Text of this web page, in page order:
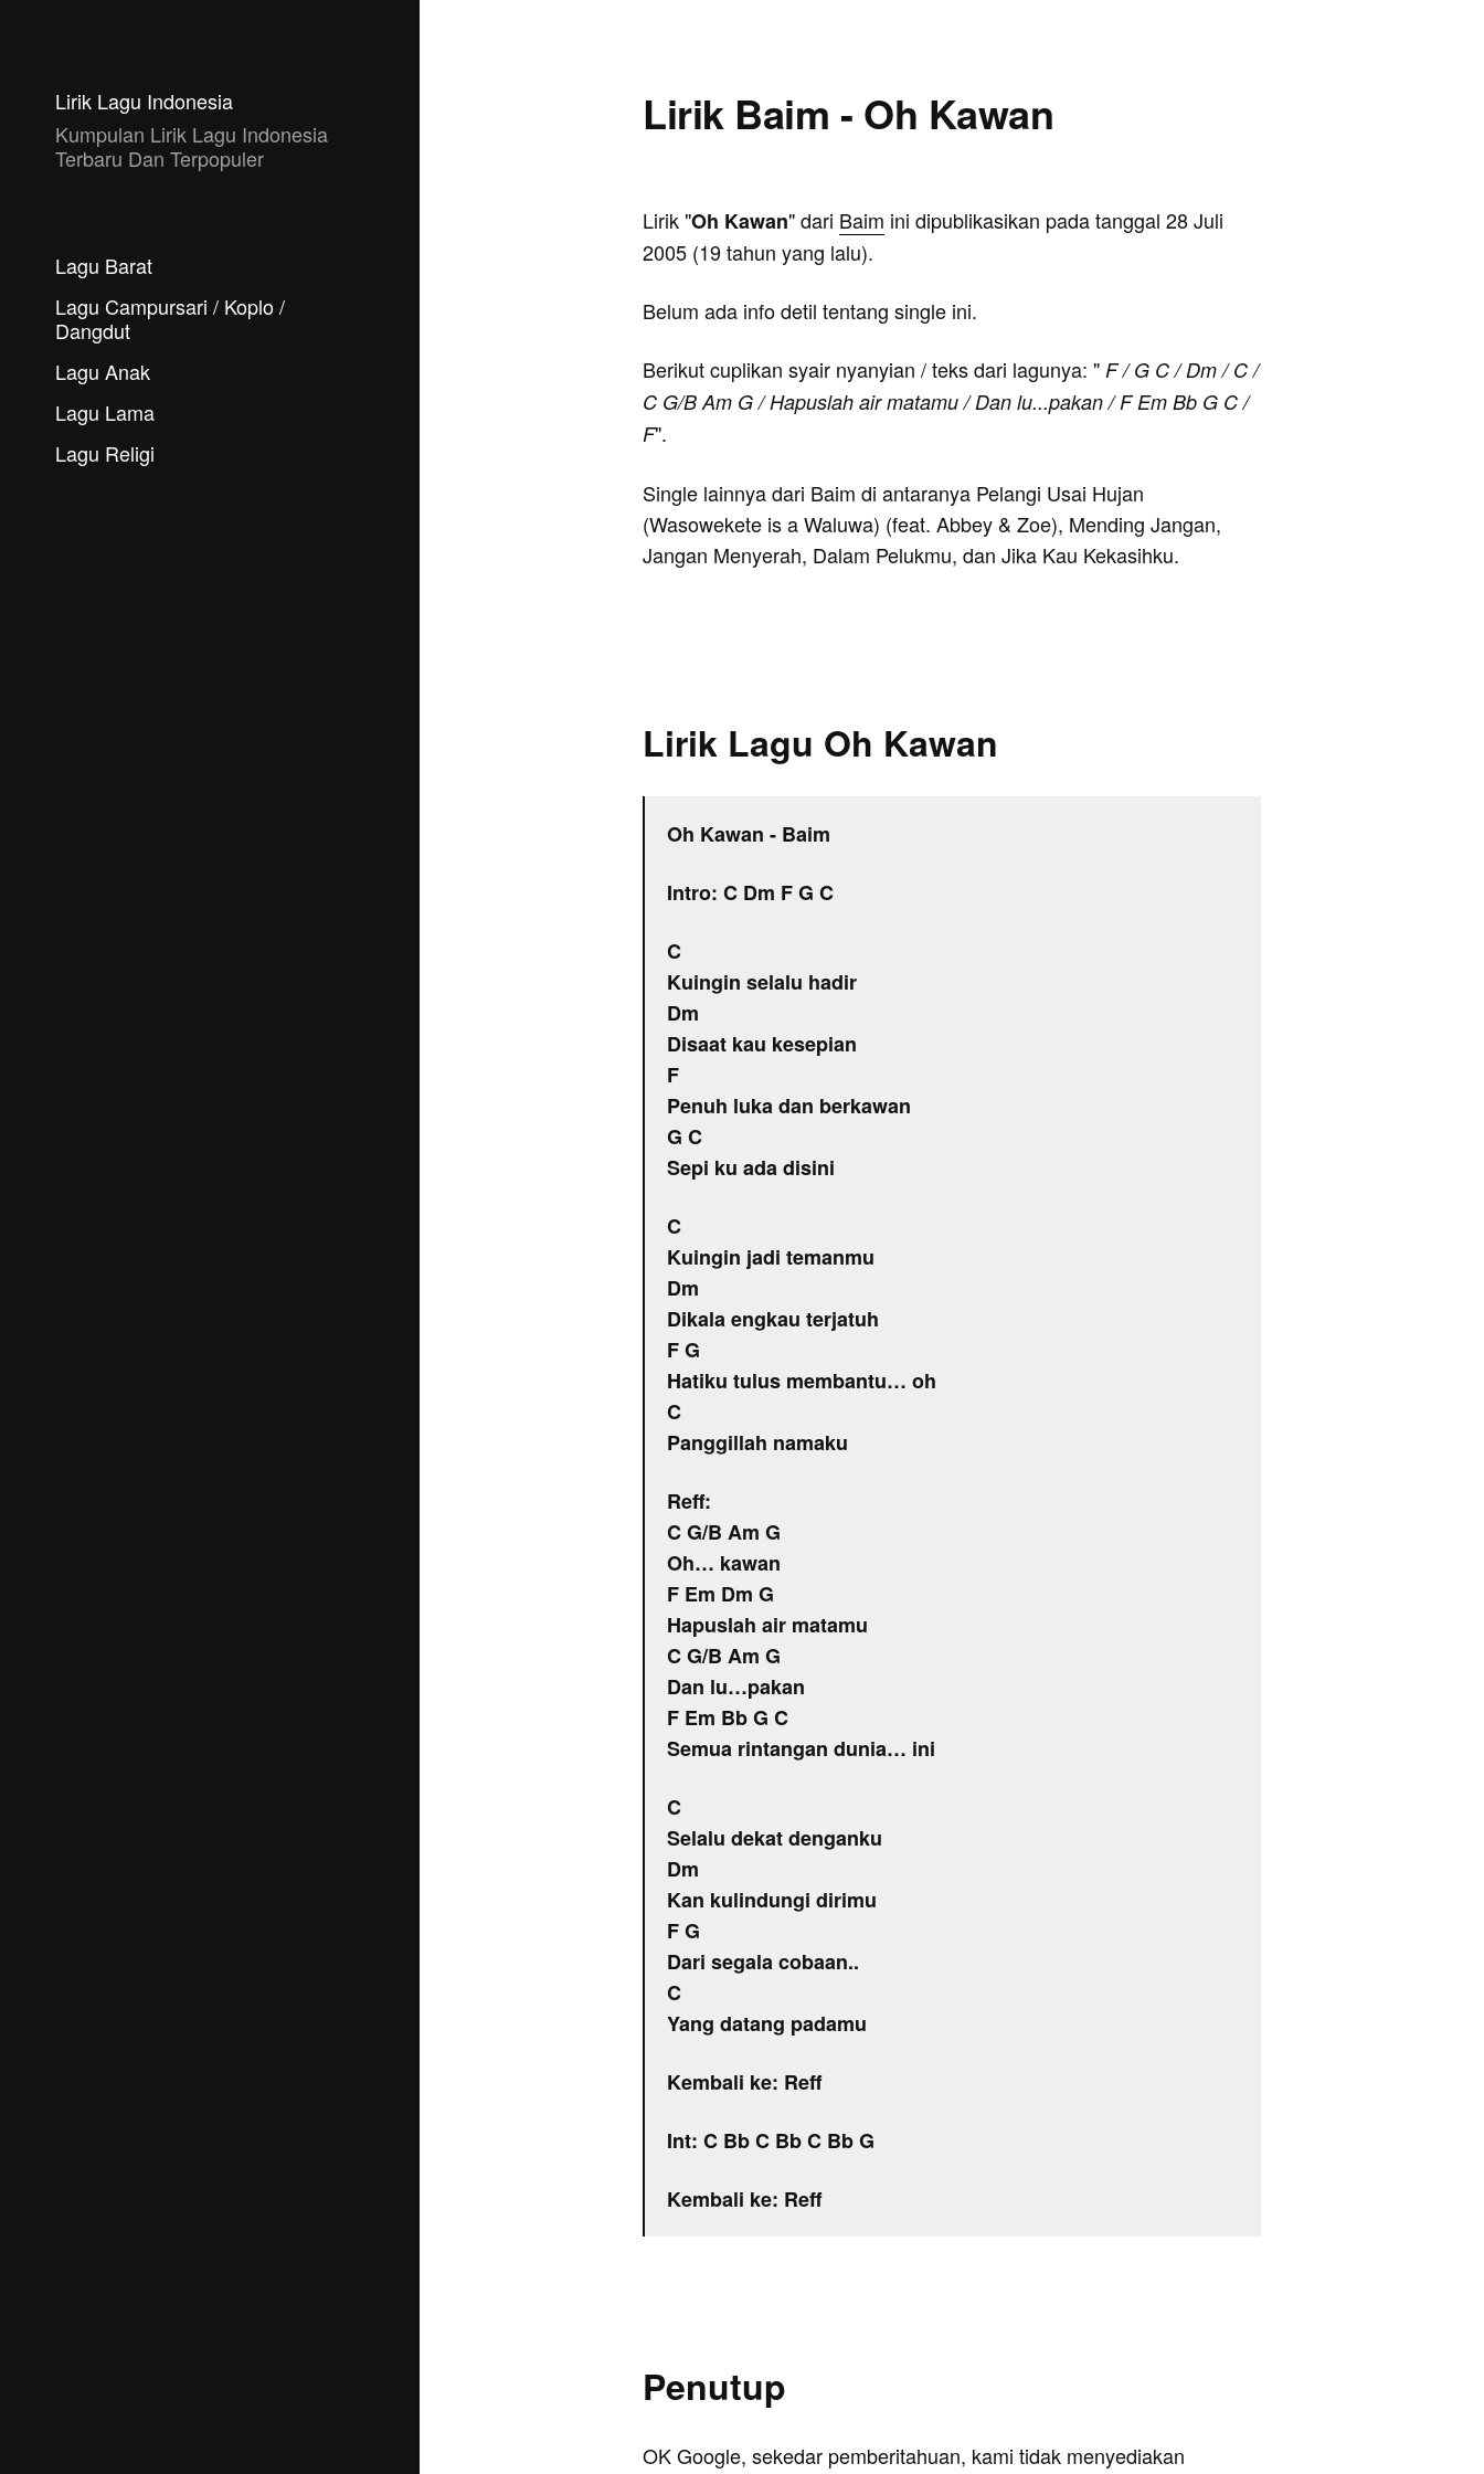
Lirik Lagu Indonesia
Kumpulan Lirik Lagu Indonesia
Terbaru Dan Terpopuler
Lagu Barat
Lagu Campursari / Koplo /
Dangdut
Lagu Anak
Lagu Lama
Lagu Religi
Lirik Baim - Oh Kawan
Lirik "Oh Kawan" dari Baim ini dipublikasikan pada tanggal 28 Juli
2005 (19 tahun yang lalu).
Belum ada info detil tentang single ini.
Berikut cuplikan syair nyanyian / teks dari lagunya: " F / G C / Dm / C /
C G/B Am G / Hapuslah air matamu / Dan lu...pakan / F Em Bb G C /
F".
Single lainnya dari Baim di antaranya Pelangi Usai Hujan
(Wasowekete is a Waluwa) (feat. Abbey & Zoe), Mending Jangan,
Jangan Menyerah, Dalam Pelukmu, dan Jika Kau Kekasihku.
Lirik Lagu Oh Kawan
Oh Kawan - Baim
Intro: C Dm F G C
C
Kuingin selalu hadir
Dm
Disaat kau kesepian
F
Penuh luka dan berkawan
G C
Sepi ku ada disini
C
Kuingin jadi temanmu
Dm
Dikala engkau terjatuh
F G
Hatiku tulus membantu… oh
C
Panggillah namaku
Reff:
C G/B Am G
Oh… kawan
F Em Dm G
Hapuslah air matamu
C G/B Am G
Dan lu…pakan
F Em Bb G C
Semua rintangan dunia… ini
C
Selalu dekat denganku
Dm
Kan kulindungi dirimu
F G
Dari segala cobaan..
C
Yang datang padamu
Kembali ke: Reff
Int: C Bb C Bb C Bb G
Kembali ke: Reff
Penutup
OK Google, sekedar pemberitahuan, kami tidak menyediakan